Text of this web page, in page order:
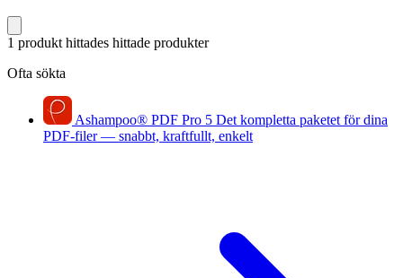
1 produkt hittades hittade produkter
Ofta sökta
Ashampoo® PDF Pro 5 Det kompletta paketet för dina
PDF-filer — snabbt, kraftfullt, enkelt